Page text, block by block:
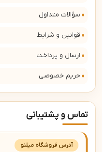
سؤالات متداول
قوانین و شرایط
ارسال و پرداخت
حریم خصوصی
تماس و پشتیبانی
آدرس فروشگاه میلنو